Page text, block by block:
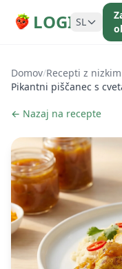
LOGI SL
Domov/Recepti z
Pikantni piščanec s
← Nazaj na recepte